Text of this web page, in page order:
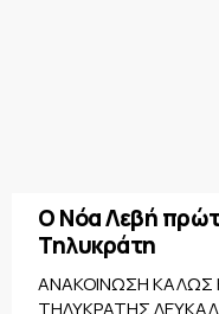
Ο Νόα Λεβή
Τηλυκράτη
ΑΝΑΚΟΙΝΩΣΗ